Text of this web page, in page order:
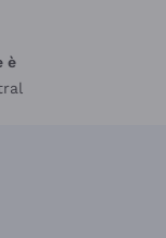
è